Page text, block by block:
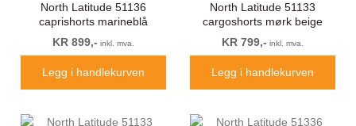
North Latitude 51136
caprishorts marineblå
KR 899,- inkl. mva.
Legg i handlekurven
North Latitude 51133
cargoshorts mørk beige
KR 799,- inkl. mva.
Legg i handlekurven